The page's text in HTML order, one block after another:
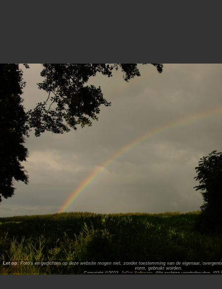
Let op: Foto's en gedichten op deze website mogen niet, zonder toestemming van de eigenaar,
vorm, gebruikt worden.
Copyright ©2023,
ArPat Software. Alle rechten voorbehouden.